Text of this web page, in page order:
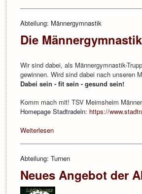
Abteilung: Männergymnastik
Die
Wir sind dabei, als Männergymnastik-
gewinnen. Wird sind dabei nach unseren
Dabei sein - fit sein - gesund sein!
Komm mach mit! TSV Meimsheim
Homepage Stadtradeln: https://
Weiterlesen
Abteilung: Turnen
Neues Angebot der